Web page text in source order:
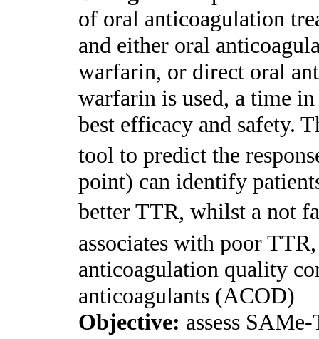
of oral anticoagulation
and either oral
warfarin, or direct oral
warfarin is used, a time
best efficacy and safety.
tool to predict the
point) can identify
better TTR, whilst a not
associates with poor
anticoagulation quality
anticoagulants (ACOD)
Objective: assess